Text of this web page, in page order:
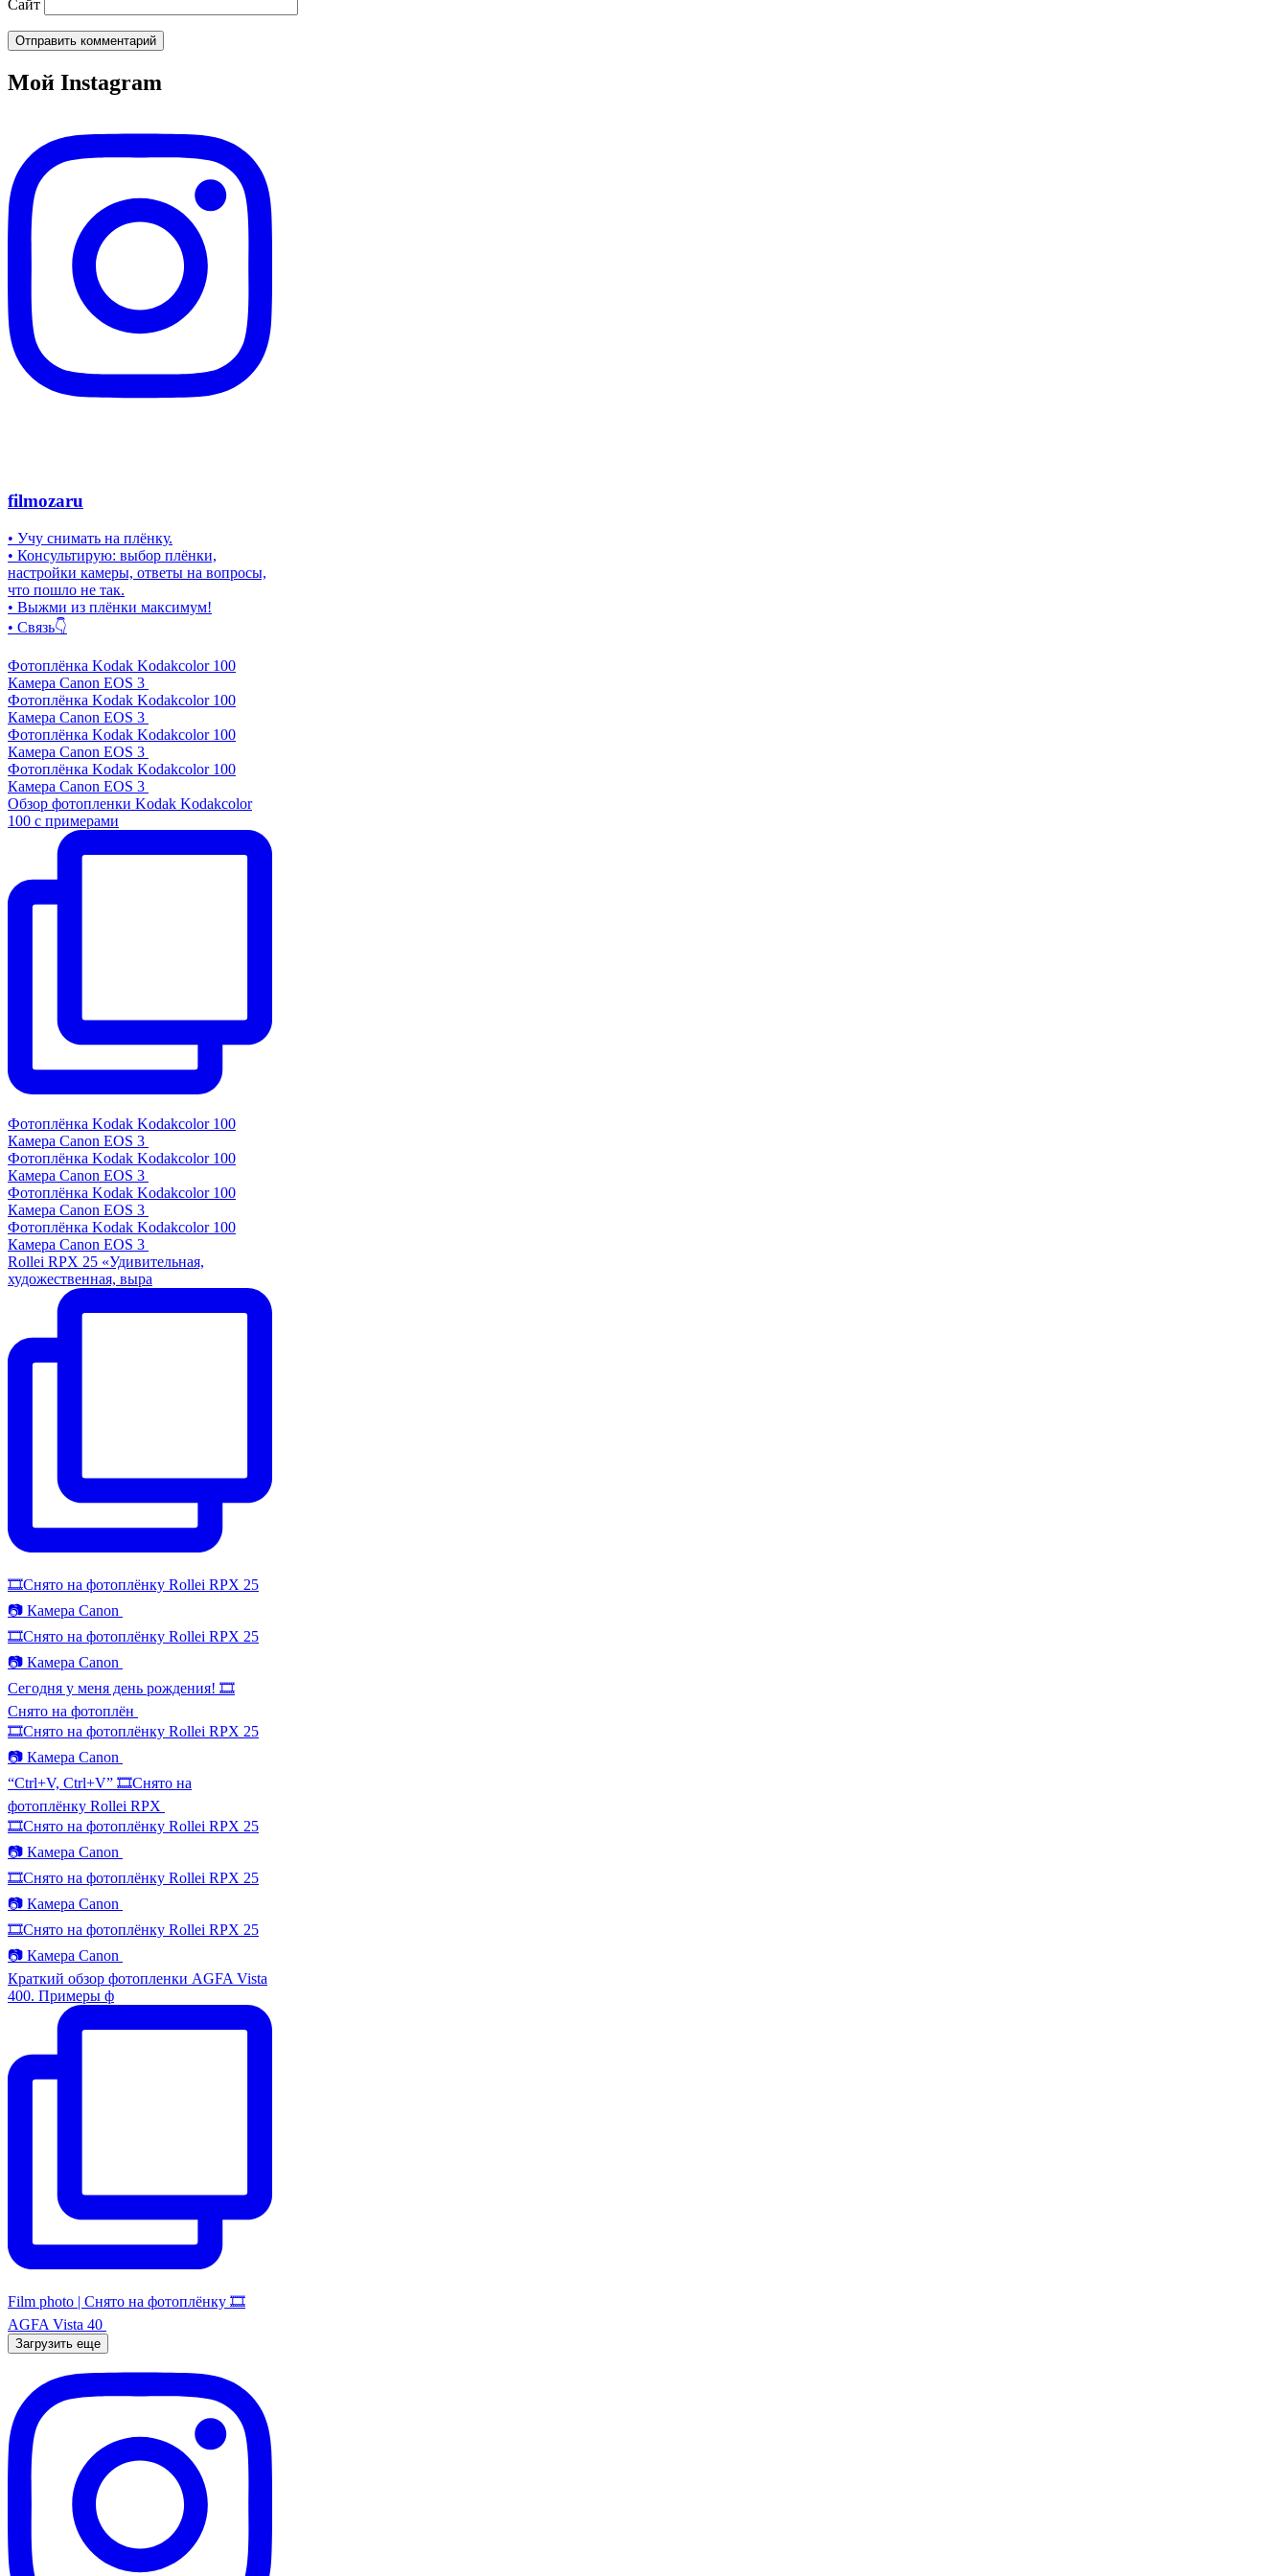
Сайт
Мой Instagram
filmozaru
• Учу снимать на плёнку.
• Консультирую: выбор плёнки,
настройки камеры, ответы на вопросы,
что пошло не так.
• Выжми из плёнки максимум!
• Связь👇
Фотоплёнка Kodak Kodakcolor 100
Камера Canon EOS 3
Фотоплёнка Kodak Kodakcolor 100
Камера Canon EOS 3
Фотоплёнка Kodak Kodakcolor 100
Камера Canon EOS 3
Фотоплёнка Kodak Kodakcolor 100
Камера Canon EOS 3
Обзор фотопленки Kodak Kodakcolor
100 с примерами
Фотоплёнка Kodak Kodakcolor 100
Камера Canon EOS 3
Фотоплёнка Kodak Kodakcolor 100
Камера Canon EOS 3
Фотоплёнка Kodak Kodakcolor 100
Камера Canon EOS 3
Фотоплёнка Kodak Kodakcolor 100
Камера Canon EOS 3
Rollei RPX 25 «Удивительная,
художественная, выра
🎞️Снято на фотоплёнку Rollei RPX 25
📷 Камера Canon
🎞️Снято на фотоплёнку Rollei RPX 25
📷 Камера Canon
Сегодня у меня день рождения! 🎞️
Снято на фотоплён
🎞️Снято на фотоплёнку Rollei RPX 25
📷 Камера Canon
“Ctrl+V, Ctrl+V” 🎞️Снято на
фотоплёнку Rollei RPX
🎞️Снято на фотоплёнку Rollei RPX 25
📷 Камера Canon
🎞️Снято на фотоплёнку Rollei RPX 25
📷 Камера Canon
🎞️Снято на фотоплёнку Rollei RPX 25
📷 Камера Canon
Краткий обзор фотопленки AGFA Vista
400. Примеры ф
Film photo | Снято на фотоплёнку 🎞️
AGFA Vista 40
Загрузить еще